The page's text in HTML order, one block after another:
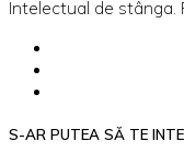
Intelectual de stânga.
S-AR PUTEA SĂ TE